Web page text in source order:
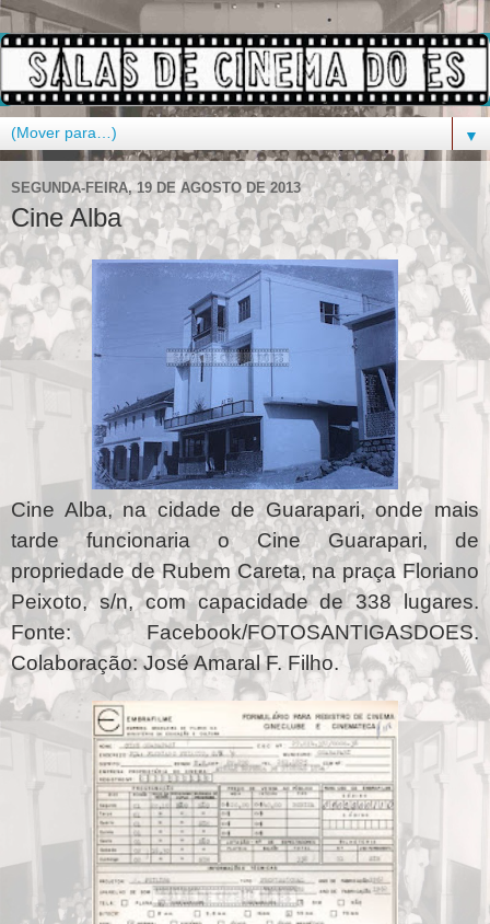
▼
SEGUNDA-FEIRA, 19 DE AGOSTO DE 2013
Cine Alba
Cine Alba, na cidade de Guarapari, onde mais
tarde funcionaria o Cine Guarapari, de
propriedade de Rubem Careta, na praça Floriano
Peixoto, s/n, com capacidade de 338 lugares.
Fonte: Facebook/FOTOSANTIGASDOES.
Colaboração: José Amaral F. Filho.